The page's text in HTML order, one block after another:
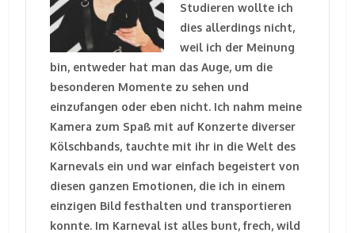
Studieren wollte ich
dies allerdings nicht,
weil ich der Meinung
bin, entweder hat man das Auge, um die
besonderen Momente zu sehen und
einzufangen oder eben nicht. Ich nahm meine
Kamera zum Spaß mit auf Konzerte diverser
Kölschbands, tauchte mit ihr in die Welt des
Karnevals ein und war einfach begeistert von
diesen ganzen Emotionen, die ich in einem
einzigen Bild festhalten und transportieren
konnte. Im Karneval ist alles bunt, frech, wild